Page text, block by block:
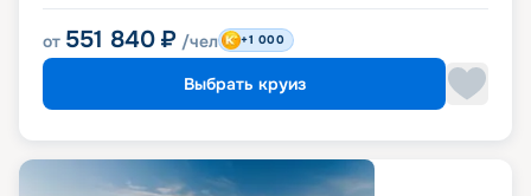
от 551 840 ₽ /чел +1 000
Выбрать круиз